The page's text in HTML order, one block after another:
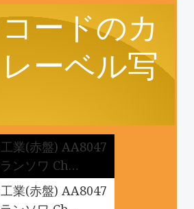
ードのカ
ーベル写